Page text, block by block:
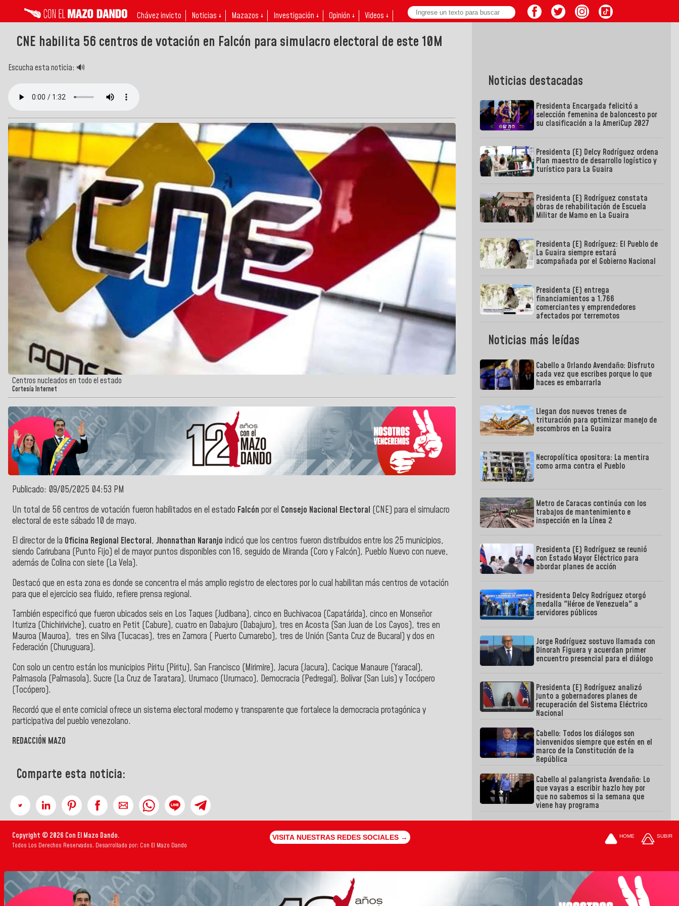
Chávez invicto Noticias ↓ Mazazos ↓ Investigación ↓ Opinión ↓ Videos ↓
CNE habilita 56 centros de votación en Falcón para simulacro electoral de este 10M
Escucha esta noticia: 🔊
Centros nucleados en todo el estado
Cortesía Internet
Publicado: 09/05/2025 04:53 PM
Un total de 56 centros de votación fueron habilitados en el estado Falcón por el Consejo Nacional Electoral (CNE) para el simulacro
electoral de este sábado 10 de mayo.
El director de la Oficina Regional Electoral, Jhonnathan Naranjo indicó que los centros fueron distribuidos entre los 25 municipios,
siendo Carirubana (Punto Fijo) el de mayor puntos disponibles con 16, seguido de Miranda (Coro y Falcón), Pueblo Nuevo con nueve,
además de Colina con siete (La Vela).
Destacó que en esta zona es donde se concentra el más amplio registro de electores por lo cual habilitan más centros de votación
para que el ejercicio sea fluido, refiere prensa regional.
También especificó que fueron ubicados seis en Los Taques (Judibana), cinco en Buchivacoa (Capatárida), cinco en Monseñor
Iturriza (Chichiriviche), cuatro en Petit (Cabure), cuatro en Dabajuro (Dabajuro), tres en Acosta (San Juan de Los Cayos), tres en
Mauroa (Mauroa), tres en Silva (Tucacas), tres en Zamora ( Puerto Cumarebo), tres de Unión (Santa Cruz de Bucaral) y dos en
Federación (Churuguara).
Con solo un centro están los municipios Píritu (Píritu), San Francisco (Mirimire), Jacura (Jacura), Cacique Manaure (Yaracal),
Palmasola (Palmasola), Sucre (La Cruz de Taratara), Urumaco (Urumaco), Democracia (Pedregal), Bolívar (San Luis) y Tocópero
(Tocópero).
Recordó que el ente comicial ofrece un sistema electoral moderno y transparente que fortalece la democracia protagónica y
participativa del pueblo venezolano.
REDACCIÓN MAZO
Comparte esta noticia:
Noticias destacadas
Presidenta Encargada felicitó a
selección femenina de baloncesto por
su clasificación a la AmeriCup 2027
Presidenta (E) Delcy Rodríguez ordena
Plan maestro de desarrollo logístico y
turístico para La Guaira
Presidenta (E) Rodríguez constata
obras de rehabilitación de Escuela
Militar de Mamo en La Guaira
Presidenta (E) Rodríguez: El Pueblo de
La Guaira siempre estará
acompañada por el Gobierno Nacional
Presidenta (E) entrega
financiamientos a 1.766
comerciantes y emprendedores
afectados por terremotos
Noticias más leídas
Cabello a Orlando Avendaño: Disfruto
cada vez que escribes porque lo que
haces es embarrarla
Llegan dos nuevos trenes de
trituración para optimizar manejo de
escombros en La Guaira
Necropolítica opositora: La mentira
como arma contra el Pueblo
Metro de Caracas continúa con los
trabajos de mantenimiento e
inspección en la Línea 2
Presidenta (E) Rodríguez se reunió
con Estado Mayor Eléctrico para
abordar planes de acción
Presidenta Delcy Rodríguez otorgó
medalla "Héroe de Venezuela" a
servidores públicos
Jorge Rodríguez sostuvo llamada con
Dinorah Figuera y acuerdan primer
encuentro presencial para el diálogo
Presidenta (E) Rodríguez analizó
junto a gobernadores planes de
recuperación del Sistema Eléctrico
Nacional
Cabello: Todos los diálogos son
bienvenidos siempre que estén en el
marco de la Constitución de la
República
Cabello al palangrista Avendaño: Lo
que vayas a escribir hazlo hoy por
que no sabemos si la semana que
viene hay programa
Copyright © 2026 Con El Mazo Dando.
Todos Los Derechos Reservados. Desarrollado por: Con El Mazo Dando
VISITA NUESTRAS REDES SOCIALES → HOME SUBIR